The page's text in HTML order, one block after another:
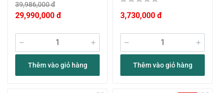
39,986,000 đ
29,990,000 đ
Thêm vào giỏ hàng
3,730,000 đ
Thêm vào giỏ hàng